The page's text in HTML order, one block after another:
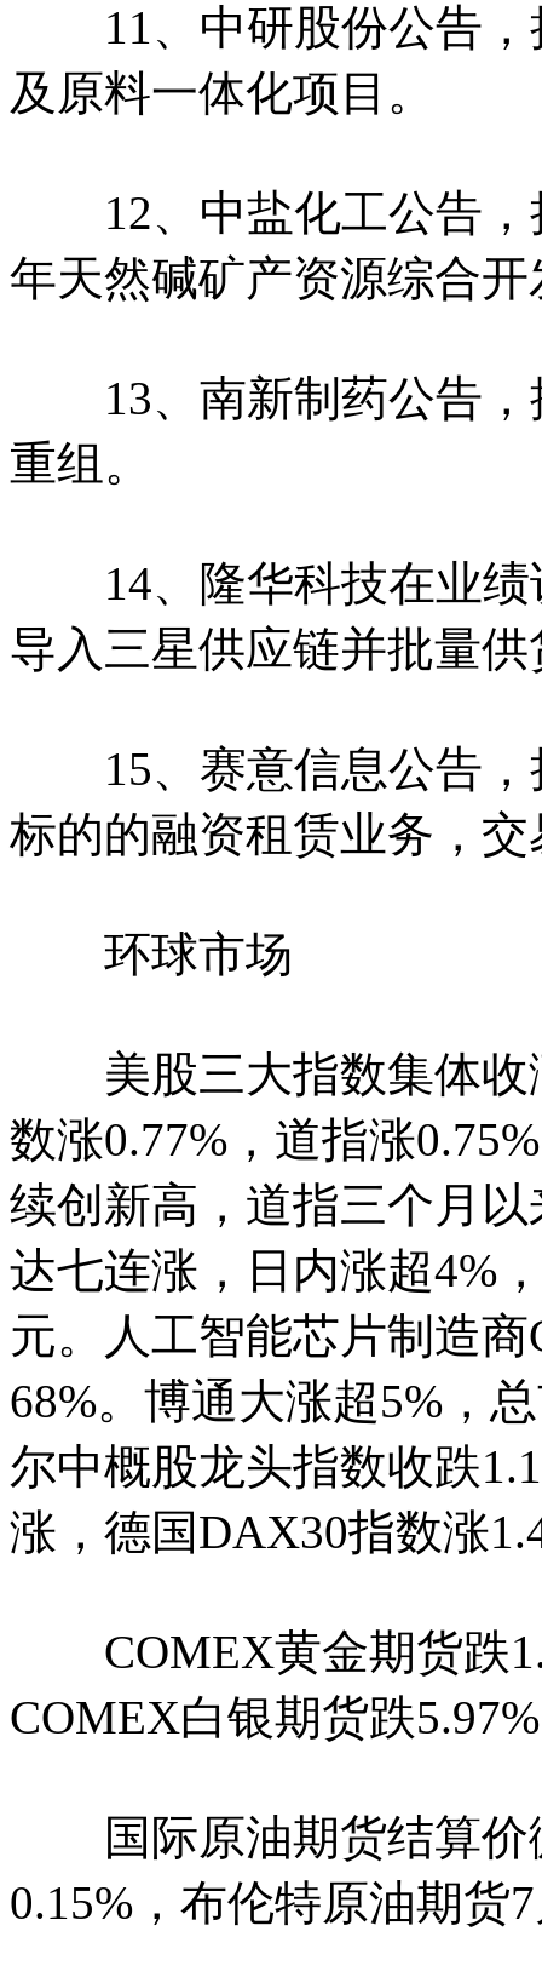
11、中研股份公告，
及原料一体化项目。
12、中盐化工公告，
年天然碱矿产资源综合
13、南新制药公告，
重组。
14、隆华科技在业绩
导入三星供应链并批量供
15、赛意信息公告，
标的的融资租赁业务，
环球市场
美股三大指数集体收
数涨0.77%，道指涨
续创新高，道指三个月
达七连涨，日内涨超4%
元。人工智能芯片制造商
68%。博通大涨超5%，
尔中概股龙头指数收跌
涨，德国DAX30指数涨
COMEX黄金期货跌
COMEX白银期货跌
国际原油期货结算价
0.15%，布伦特原油期货